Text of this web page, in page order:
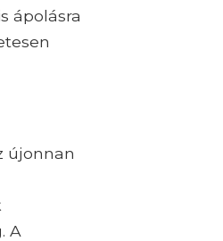
ápolásra
újonnan
A